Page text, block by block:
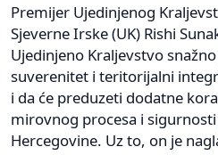
Premijer Ujedinjenog
Sjeverne Irske (UK) Rishi
Ujedinjeno Kraljevstvo
suverenitet i teritorijalni
i da će preduzeti dodatne
mirovnog procesa i
Hercegovine. Uz to, on je